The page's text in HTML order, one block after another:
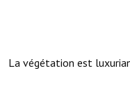
La végétation est